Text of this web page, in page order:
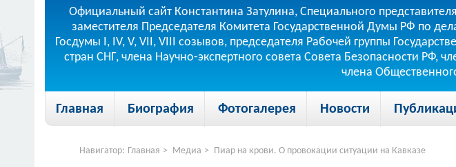
Официальный сайт Константина Затулина, Специального
заместителя Председателя Комитета Государственной Думы РФ по
Госдумы I, IV, V, VII, VIII созывов, председателя Рабочей группы
стран СНГ, члена Научно-экспертного совета Совета Безопасности РФ,
члена
Главная Биография Фотогалерея Новости
Навигатор: Главная > Медиа > Пиар на крови. О провокации ситуации на Кавказе